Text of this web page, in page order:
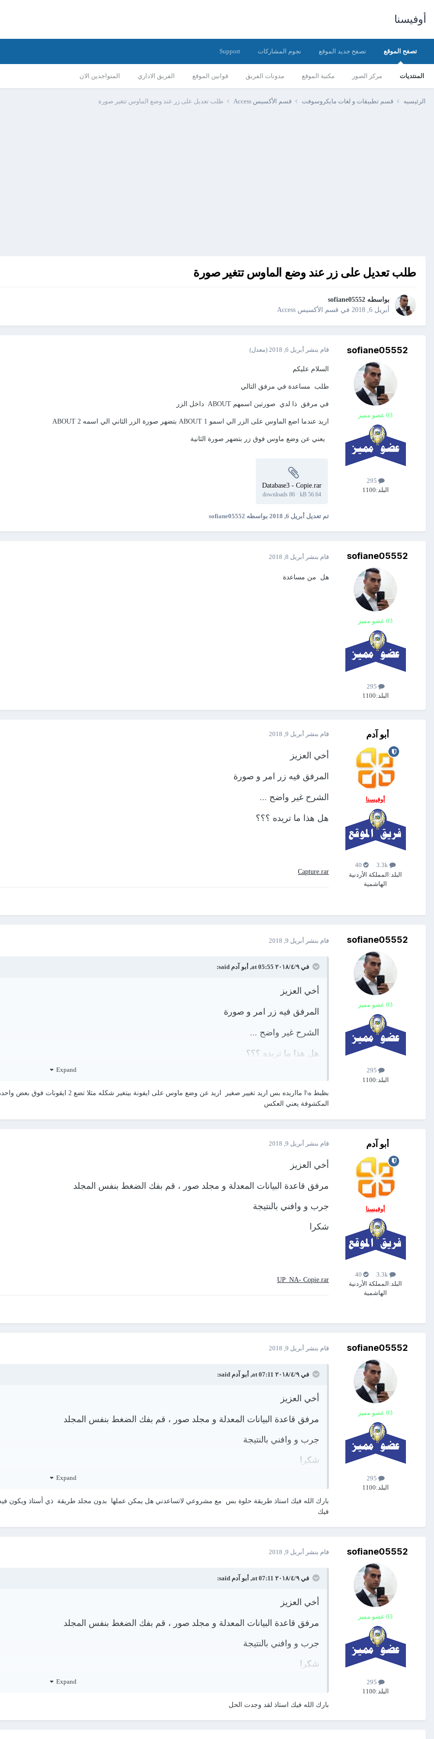
أوفيسنا
تصفح الموقع
المنتديات مركز الصور مكتبة الموقع مدونات الفريق قوانين الموقع الفريق الاداري المتواجدين الان
تصفح جديد الموقع نجوم المشاركات Support
الرئيسيه قسم تطبيقات و لغات مايكروسوفت قسم الأكسيس Access طلب تعديل على زر عند وضع الماوس تتغير صورة
طلب تعديل على زر عند وضع الماوس تتغير صورة
بواسطه sofiane05552
أبريل 6, 2018
في قسم الأكسيس Access
sofiane05552
03 عضو مميز
البلد:1100
قام بنشر أبريل 6, 2018 (معدل)
السلام عليكم
طلب مساعدة في مرفق التالي
في مرفق ذا لدي صورتين اسمهم ABOUT داخل الزر
اريد عندما اضع الماوس على الزر الي اسمو 1 ABOUT بتضهر صورة الزر الثاني الي اسمه 2 ABOUT
يعني عن وضع ماوس فوق زر بتضهر صورة الثانية
Database3 - Copie.rar
56.64 kB
·
86 downloads
تم تعديل أبريل 6, 2018 بواسطه sofiane05552
sofiane05552
03 عضو مميز
البلد:1100
قام بنشر أبريل 8, 2018
هل من مساعدة
أبو آدم
أوفيسنا
البلد:المملكة الأردنية
الهاشمية
قام بنشر أبريل 9, 2018
أخي العزيز
المرفق فيه زر امر و صورة
الشرح غير واضح ...
هل هذا ما تريده ؟؟؟
Capture.rar
sofiane05552
03 عضو مميز
البلد:1100
قام بنشر أبريل 9, 2018
في ٩‏/٤‏/٢٠١٨ at 05:55, أبو آدم
أخي العزيز
المرفق فيه زر امر و صورة
الشرح غير واضح ...
هل هذا ما تريده ؟؟؟
206.9 kB
·
99 downloads
Expand
بظبط ه\ا مااريده بس اريد تغيير صغير اريد
المكشوفة يعني العكس
أبو آدم
أوفيسنا
البلد:المملكة الأردنية
الهاشمية
قام بنشر أبريل 9, 2018
أخي العزيز
مرفق قاعدة البيانات المعدلة و مجلد صور ، قم بفك الضغط بنفس المجلد
جرب و وافني بالنتيجة
شكرا
UP_NA- Copie.rar
sofiane05552
03 عضو مميز
البلد:1100
قام بنشر أبريل 9, 2018
في ٩‏/٤‏/٢٠١٨ at 07:11, أبو آدم
أخي العزيز
مرفق قاعدة البيانات المعدلة و مجلد صور ، قم بفك الضغط بنفس المجلد
جرب و وافني بالنتيجة
شكرا
220.48 kB
·
114 downloads
Expand
فيك
sofiane05552
03 عضو مميز
البلد:1100
قام بنشر أبريل 9, 2018
في ٩‏/٤‏/٢٠١٨ at 07:11, أبو آدم
أخي العزيز
مرفق قاعدة البيانات المعدلة و مجلد صور ، قم بفك الضغط بنفس المجلد
جرب و وافني بالنتيجة
شكرا
Expand
بارك الله فيك استاذ لقد وجدت الحل